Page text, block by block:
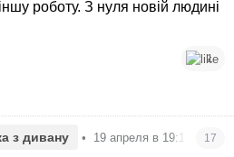
роботу. З нуля новій людині
1
з дивану • 19 апреля в 19:19 17